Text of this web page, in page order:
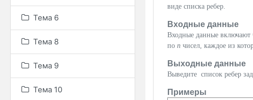
Тема 6
Тема 8
Тема 9
Тема 10
виде списка ребер.
Входные данные
Входные данные включают
по n чисел, каждое из
Выходные данные
Выведите список ребер
Примеры